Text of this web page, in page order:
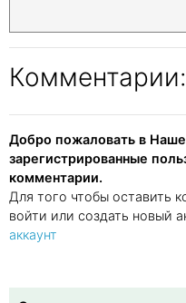
Комментарии:
Добро пожаловать в
зарегистрированные
комментарии.
Для того чтобы оставить
войти или создать новый
аккаунт